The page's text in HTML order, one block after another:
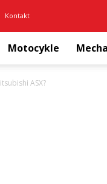
Kontakt
Motocykle
ASX?